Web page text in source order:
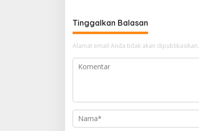
Tinggalkan Balasan
Alamat email Anda tidak akan dipublikasikan.